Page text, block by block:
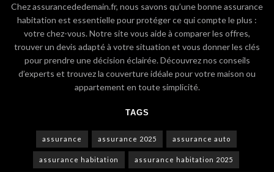
Chez assurancededemain.fr, nous savons qu’une bonne assurance
habitation est essentielle pour protéger ce qui compte le plus :
votre chez-vous. Notre site vous aide à comparer les offres,
trouver un devis adapté à votre situation et vous donner les clés
pour prendre une décision éclairée. Découvrez nos conseils
d’experts et trouvez la couverture idéale pour votre maison ou
appartement en toute simplicité.
TAGS
assurance assurance 2025 assurance auto
assurance habitation assurance habitation 2025